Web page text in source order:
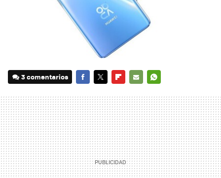
3 comentarios
MAIL